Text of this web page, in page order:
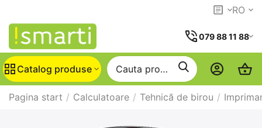
RO
079 88 11 88
Catalog produse
Pagina start / Calculatoare / Tehnică de birou /